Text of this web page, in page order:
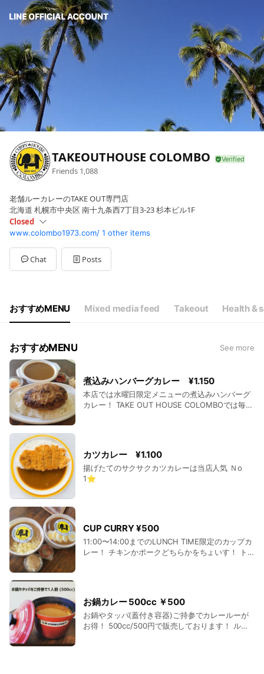
TAKEOUTHOUSE COLOMBO
Friends 1,088
老舗ルーカレーのTAKE OUT専門店
北海道 札幌市中央区 南十九条西7丁目3-23 杉本ビル1F
Closed
SunClosed
Mon11:00 - 19:00
Tue11:00 - 19:00
Wed11:00 - 19:00
Sat
Closed
www.colombo1973.com/ 1 other items
Chat Posts
おすすめMENU Mixed media feed Takeout Health &
おすすめMENU See more
煮込みハンバーグカレー ¥1.150
本店では水曜日限定メニューの煮込みハンバーグ
カレー！ TAKE OUT HOUSE COLOMBOでは毎日
カツカレー ¥1.100
揚げたてのサクサクカツカレーは当店人気 Ｎo
1⭐️
CUP CURRY ¥500
11:00〜14:00までのLUNCH TIME限定のカップカ
レー！ チキンかポークどちらかをちょいす！ ト
お鍋カレー 500cc ￥500
お鍋やタッパ(蓋付き容器)ご持参でカレールーが
お得！ 500cc/500円で販売しております！ ルー